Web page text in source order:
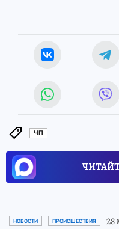
ЧП
НОВОСТИ ПРОИСШЕСТВИЯ 28